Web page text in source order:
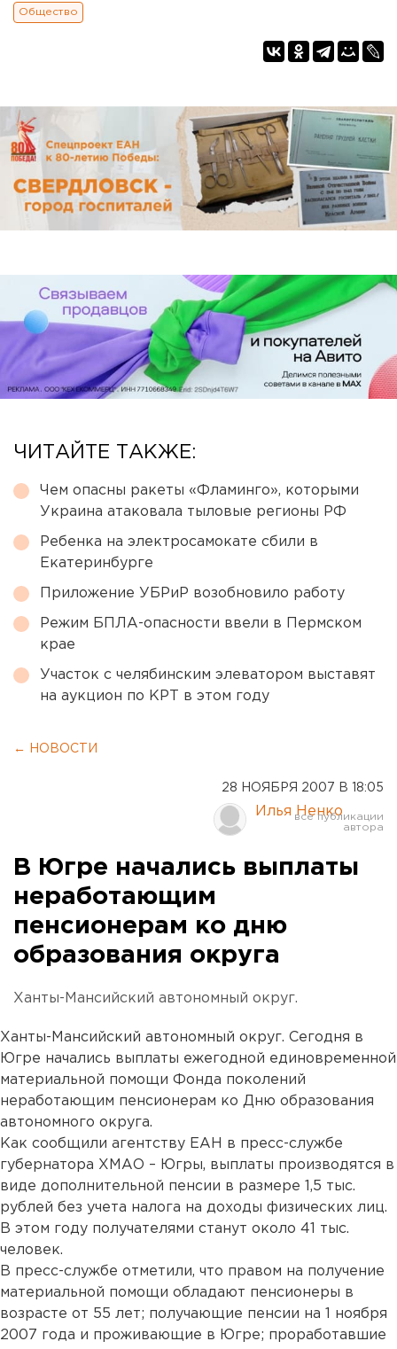
Общество
ЧИТАЙТЕ ТАКЖЕ:
Чем опасны ракеты «Фламинго», которыми
Украина атаковала тыловые регионы РФ
Ребенка на электросамокате сбили в
Екатеринбурге
Приложение УБРиР возобновило работу
Режим БПЛА-опасности ввели в Пермском
крае
Участок с челябинским элеватором выставят
на аукцион по КРТ в этом году
← НОВОСТИ
28 НОЯБРЯ 2007 В 18:05
Илья Ненко
В Югре начались выплаты
неработающим
пенсионерам ко дню
образования округа
Ханты-Мансийский автономный округ.
Ханты-Мансийский автономный округ. Сегодня в
Югре начались выплаты ежегодной единовременной
материальной помощи Фонда поколений
неработающим пенсионерам ко Дню образования
автономного округа.
Как сообщили агентству ЕАН в пресс-службе
губернатора ХМАО – Югры, выплаты производятся в
виде дополнительной пенсии в размере 1,5 тыс.
рублей без учета налога на доходы физических лиц.
В этом году получателями станут около 41 тыс.
человек.
В пресс-службе отметили, что правом на получение
материальной помощи обладают пенсионеры в
возрасте от 55 лет; получающие пенсии на 1 ноября
2007 года и проживающие в Югре; проработавшие